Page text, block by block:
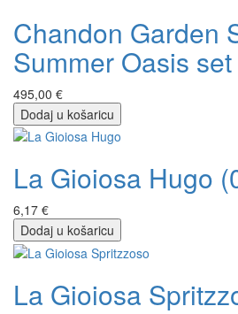
Chandon Garden
Summer Oasis
495,00 €
Dodaj u košaricu
La Gioiosa Hugo
6,17 €
Dodaj u košaricu
La Gioiosa